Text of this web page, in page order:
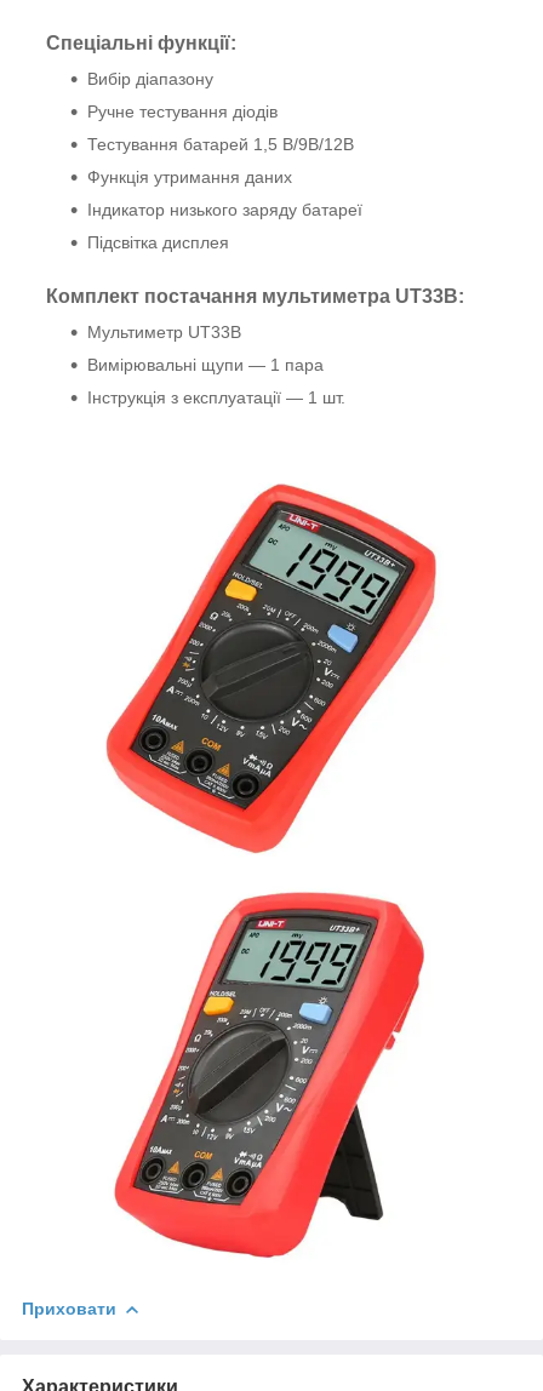
Спеціальні функції:
Вибір діапазону
Ручне тестування діодів
Тестування батарей 1,5 В/9В/12В
Функція утримання даних
Індикатор низького заряду батареї
Підсвітка дисплея
Комплект постачання мультиметра UT33В:
Мультиметр UT33В
Вимірювальні щупи — 1 пара
Інструкція з експлуатації — 1 шт.
Приховати
Характеристики